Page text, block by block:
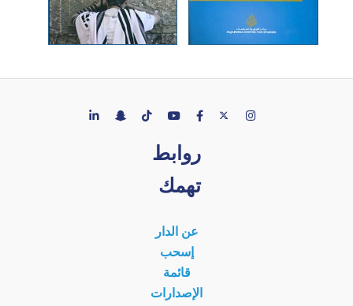
روابط
تهمك
عن الدار
إسحب
قائمة
الإصدارات